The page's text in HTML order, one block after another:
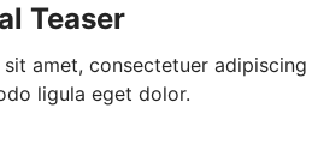
Teaser
amet, consectetuer adipiscing
ligula eget dolor.